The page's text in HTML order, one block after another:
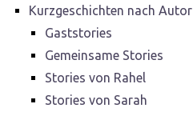
Kurzgeschichten nach Autor
Gaststories
Gemeinsame Stories
Stories von Rahel
Stories von Sarah